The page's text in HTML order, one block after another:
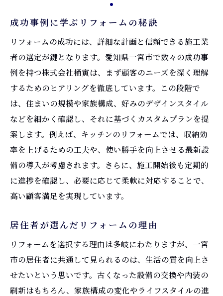
成功事例に学ぶリフォームの秘訣
リフォームの成功には、詳細な計画と信頼できる施工業
者の選定が鍵となります。愛知県一宮市で数々の成功事
例を持つ株式会社桶寅は、まず顧客のニーズを深く理解
するためのヒアリングを徹底しています。この段階で
は、住まいの規模や家族構成、好みのデザインスタイル
などを細かく確認し、それに基づくカスタムプランを提
案します。例えば、キッチンのリフォームでは、収納効
率を上げるための工夫や、使い勝手を向上させる最新設
備の導入が考慮されます。さらに、施工開始後も定期的
に進捗を確認し、必要に応じて柔軟に対応することで、
高い顧客満足を実現しています。
居住者が選んだリフォームの理由
リフォームを選択する理由は多岐にわたりますが、一宮
市の居住者に共通して見られるのは、生活の質を向上さ
せたいという思いです。古くなった設備の交換や内装の
刷新はもちろん、家族構成の変化やライフスタイルの進